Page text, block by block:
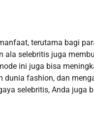
terutama bagi
selebritis juga
ini juga bisa
fashion, dan
selebritis, Anda juga